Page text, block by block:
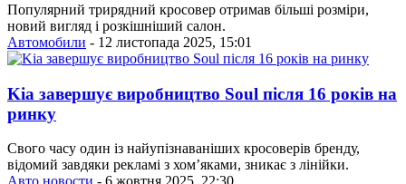
Популярний трирядний кросовер отримав більші розміри,
новий вигляд і розкішніший салон.
Автомобили - 12 листопада 2025, 15:01
Kia завершує виробництво Soul після 16 років на
ринку
Cвого часу один із найупізнаваніших кросоверів бренду,
відомий завдяки рекламі з хом’яками, зникає з лінійки.